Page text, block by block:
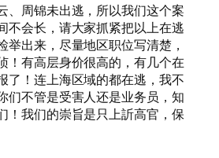
、周锦未出逃，所以我们这个案
不会长，请大家抓紧把以上在逃
举出来，尽量地区职位写清楚，
！有高层身价很高的，有几个在
了！连上海区域的都在逃，我不
们不管是受害人还是业务员，知
！我们的崇旨是只上訢高官，保